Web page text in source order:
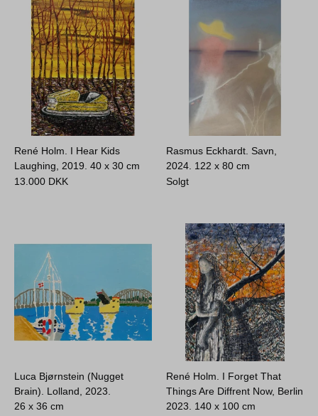
René Holm. I Hear Kids
Laughing, 2019.40 x 30 cm
13.000 DKK
Rasmus Eckhardt. Savn,
2024. 122 x 80 cm
Solgt
Luca Bjørnstein (Nugget
Brain). Lolland, 2023.
26 x 36 cm
René Holm. I Forget That
Things Are Diffrent Now, Berlin
2023. 140 x 100 cm